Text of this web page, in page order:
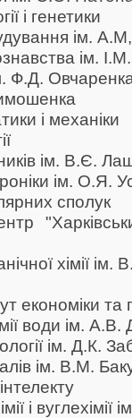
і генетики
ім.
ім.
Ф.Д.
і механіки
ім. В.Є.
ім. О.Я.
сполук
хімії ім.
економіки та
води ім.
ім. Д.К.
ім. В.М.
і